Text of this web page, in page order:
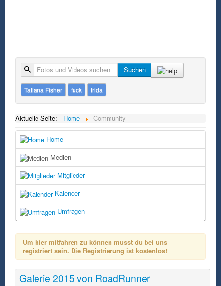
Suche Suchen
Tatiana Fisher fuck frida
Aktuelle Seite: Home Community
Home
Medien
Mitglieder
Kalender
Umfragen
Um hier mitfahren zu können musst du bei uns
registriert sein. Die Registrierung ist kostenlos!
Galerie 2015 von RoadRunner